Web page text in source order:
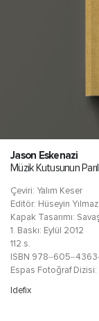
Jason Eskenazi
Müzik Kutusunun
Çeviri: Yalım Keser
Editör: Hüseyin Yılmaz
Kapak Tasarımı:
1. Baskı: Eylül 2012
112 s.
ISBN
Espas Fotoğraf Dizisi:
Idefix